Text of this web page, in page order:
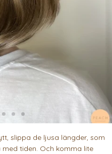
slippa de ljusa längder, som
tiden. Och komma lite